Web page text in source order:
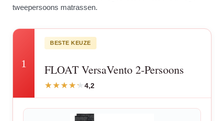
tweepersoons matrassen.
1
BESTE KEUZE
FLOAT VersaVento 2-Persoons
4,2